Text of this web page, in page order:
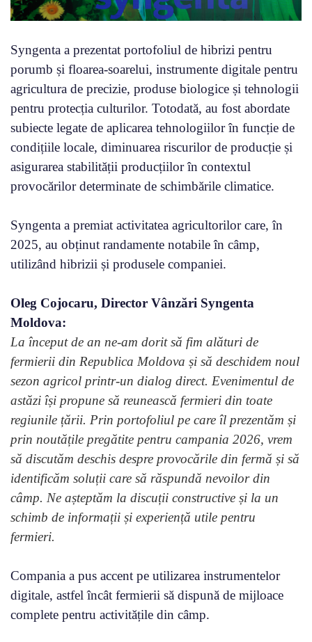
Syngenta a prezentat portofoliul de hibrizi pentru
porumb și floarea-soarelui, instrumente digitale pentru
agricultura de precizie, produse biologice și tehnologii
pentru protecția culturilor. Totodată, au fost abordate
subiecte legate de aplicarea tehnologiilor în funcție de
condițiile locale, diminuarea riscurilor de producție și
asigurarea stabilității producțiilor în contextul
provocărilor determinate de schimbările climatice.
Syngenta a premiat activitatea agricultorilor care, în
2025, au obținut randamente notabile în câmp,
utilizând hibrizii și produsele companiei.
Oleg Cojocaru, Director Vânzări Syngenta
Moldova:
La început de an ne-am dorit să fim alături de
fermierii din Republica Moldova și să deschidem noul
sezon agricol printr-un dialog direct. Evenimentul de
astăzi își propune să reunească fermieri din toate
regiunile țării. Prin portofoliul pe care îl prezentăm și
prin noutățile pregătite pentru campania 2026, vrem
să discutăm deschis despre provocările din fermă și să
identificăm soluții care să răspundă nevoilor din
câmp. Ne așteptăm la discuții constructive și la un
schimb de informații și experiență utile pentru
fermieri.
Compania a pus accent pe utilizarea instrumentelor
digitale, astfel încât fermierii să dispună de mijloace
complete pentru activitățile din câmp.